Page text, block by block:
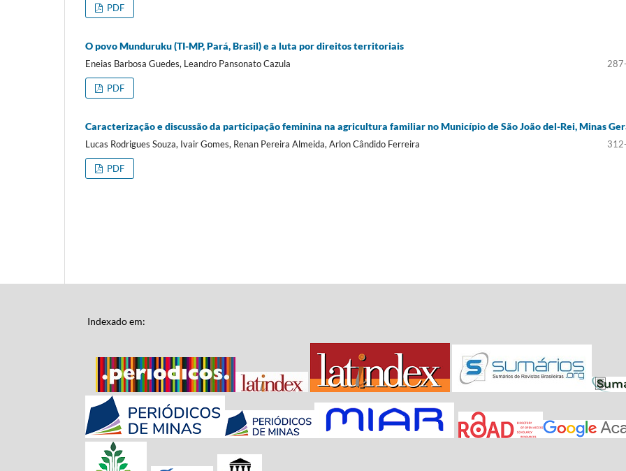
PDF
O povo Munduruku (TI-MP, Pará, Brasil) e a luta por direitos territoriais
Eneias Barbosa Guedes, Leandro Pansonato Cazula
PDF
Caracterização e discussão da participação feminina na agricultura familiar no Município de São João del-Rei, Minas
Lucas Rodrigues Souza, Ivair Gomes, Renan Pereira Almeida, Arlon Cândido Ferreira
PDF
Indexado em: